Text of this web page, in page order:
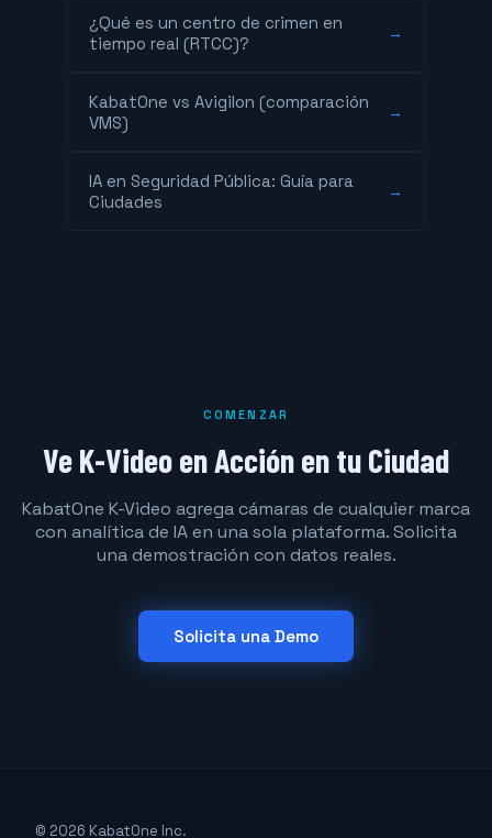
¿Qué es un centro de crimen en
tiempo real (RTCC)?
→
KabatOne vs Avigilon (comparación
VMS)
→
IA en Seguridad Pública: Guía para
Ciudades
→
COMENZAR
Ve K-Video en Acción en tu Ciudad
KabatOne K-Video agrega cámaras de cualquier marca
con analítica de IA en una sola plataforma. Solicita
una demostración con datos reales.
Solicita una Demo
© 2026 KabatOne Inc.